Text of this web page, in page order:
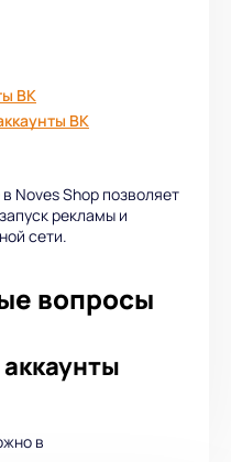
ВК
ВК
Noves Shop позволяет
рекламы и
сети.
вопросы
в